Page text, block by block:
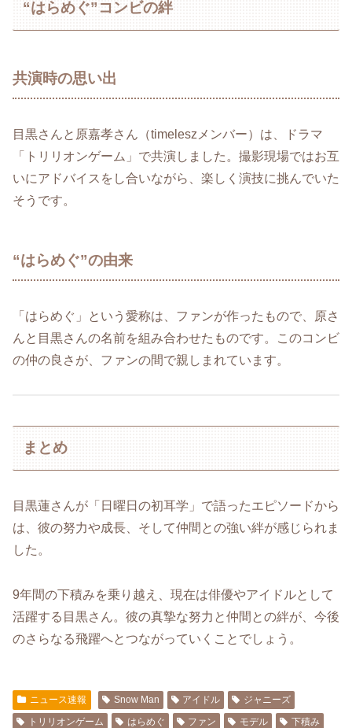
“はらめぐ”コンビの絆
共演時の思い出
目黒さんと原嘉孝さん（timeleszメンバー）は、ドラマ
「トリリオンゲーム」で共演しました。撮影現場ではお互
いにアドバイスをし合いながら、楽しく演技に挑んでいた
そうです。
“はらめぐ”の由来
「はらめぐ」という愛称は、ファンが作ったもので、原さ
んと目黒さんの名前を組み合わせたものです。このコンビ
の仲の良さが、ファンの間で親しまれています。
まとめ
目黒蓮さんが「日曜日の初耳学」で語ったエピソードから
は、彼の努力や成長、そして仲間との強い絆が感じられま
した。
9年間の下積みを乗り越え、現在は俳優やアイドルとして
活躍する目黒さん。彼の真摯な努力と仲間との絆が、今後
のさらなる飛躍へとつながっていくことでしょう。
ニュース速報 Snow Man アイドル
ジャニーズ
トリリオンゲーム
はらめぐ ファン モデル
下積み